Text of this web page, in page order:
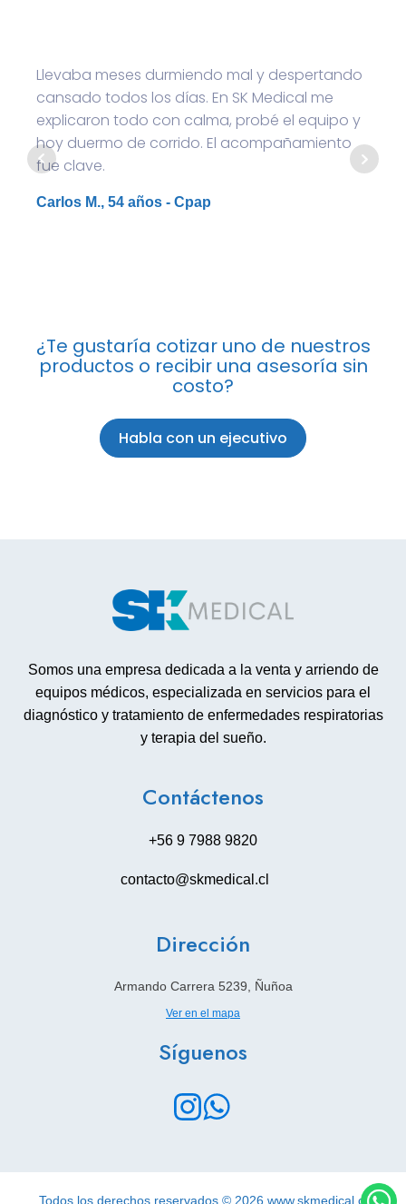
Llevaba meses durmiendo mal y despertando
cansado todos los días. En SK Medical me
explicaron todo con calma, probé el equipo y
hoy duermo de corrido. El acompañamiento
fue clave.
Carlos M., 54 años - Cpap
¿Te gustaría cotizar uno de nuestros
productos o recibir una asesoría sin
costo?
Habla con un ejecutivo
Somos una empresa dedicada a la venta y arriendo de
equipos médicos, especializada en servicios para el
diagnóstico y tratamiento de enfermedades respiratorias
y terapia del sueño.
Contáctenos
+56 9 7988 9820
contacto@skmedical.cl
Dirección
Armando Carrera 5239, Ñuñoa
Ver en el mapa
Síguenos
Todos los derechos reservados © 2026 www.skmedical.cl